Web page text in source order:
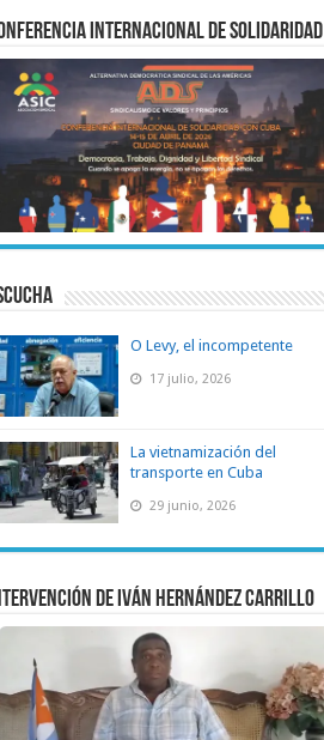
Internacional de Solidaridad
O Levy, el incompetente
17 julio, 2026
La vietnamización del
transporte en Cuba
29 junio, 2026
de Iván Hernández Carrillo